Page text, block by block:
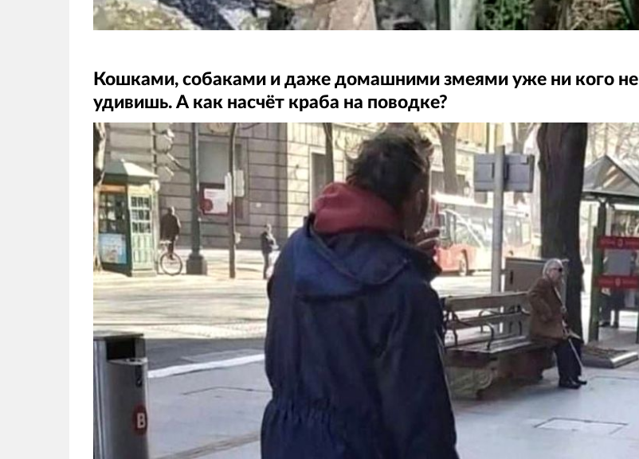
Кошками, собаками и даже домашними змеями уже ни кого не
удивишь. А как насчёт краба на поводке?